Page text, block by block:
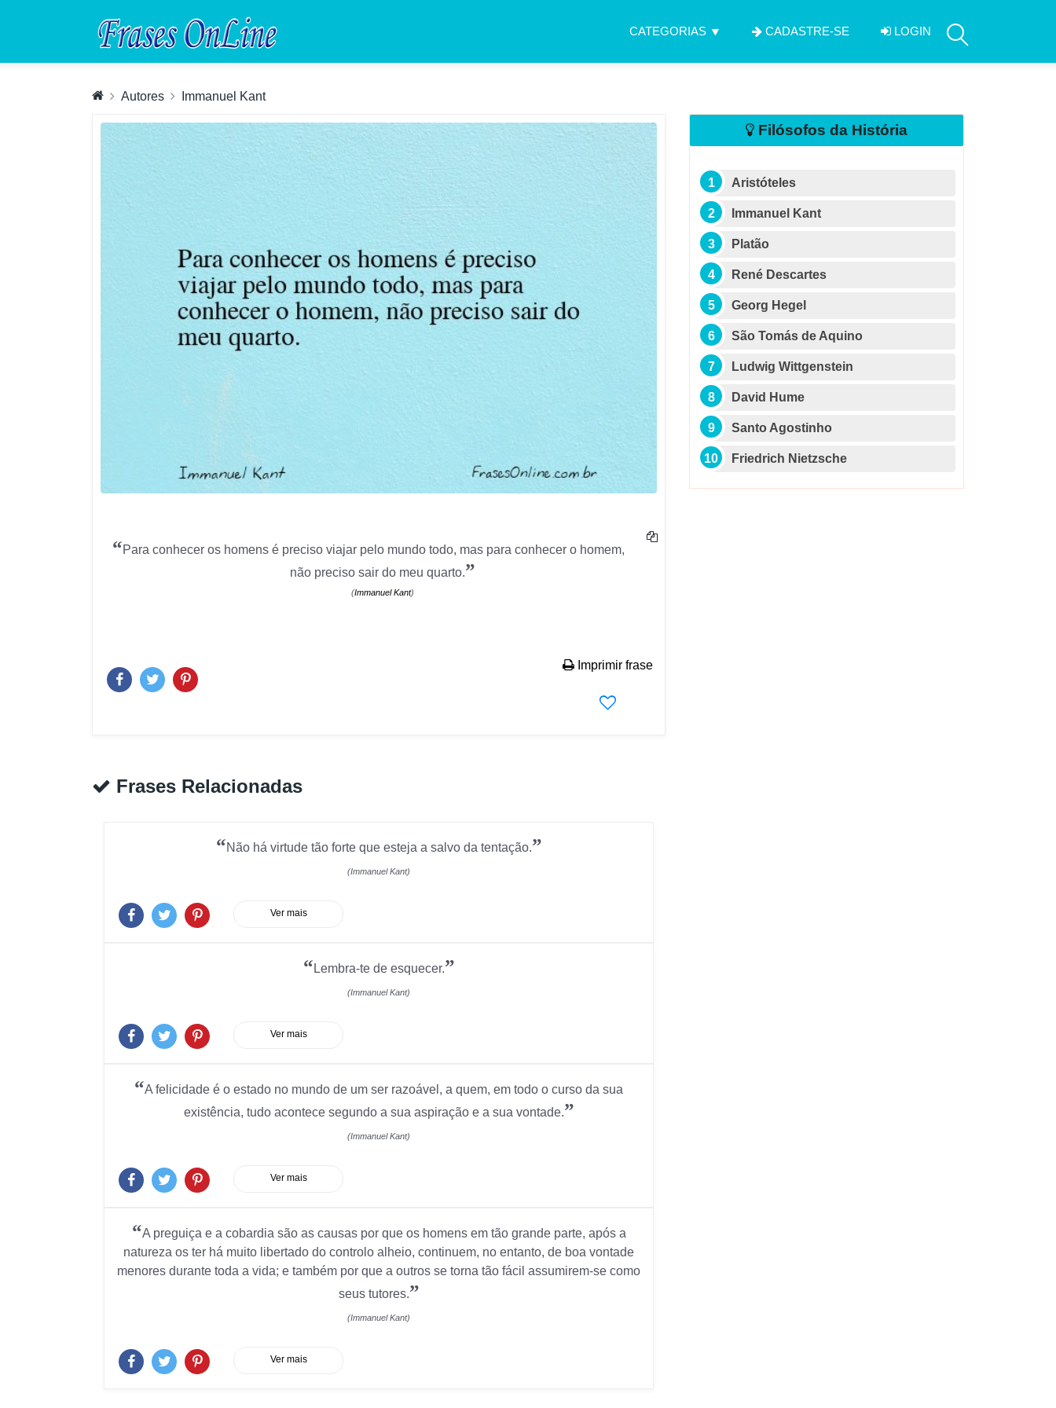
CATEGORIAS CADASTRE-SE LOGIN
Autores Immanuel Kant
“Para conhecer os homens é preciso viajar pelo mundo todo, mas para conhecer o homem,
não preciso sair do meu quarto.”
(Immanuel Kant)
Imprimir frase
Frases Relacionadas
“Não há virtude tão forte que esteja a salvo da tentação.”
(Immanuel Kant)
Ver mais
“ Lembra-te de esquecer.”
(Immanuel Kant)
Ver mais
“A felicidade é o estado no mundo de um ser razoável, a quem, em todo o curso da sua
existência, tudo acontece segundo a sua aspiração e a sua vontade.”
(Immanuel Kant)
Ver mais
“A preguiça e a cobardia são as causas por que os homens em tão grande parte, após a
natureza os ter há muito libertado do controlo alheio, continuem, no entanto, de boa vontade
menores durante toda a vida; e também por que a outros se torna tão fácil assumirem-se como
seus tutores.”
(Immanuel Kant)
Ver mais
Filósofos da História
Aristóteles
Immanuel Kant
Platão
René Descartes
Georg Hegel
São Tomás de Aquino
Ludwig Wittgenstein
David Hume
Santo Agostinho
Friedrich Nietzsche